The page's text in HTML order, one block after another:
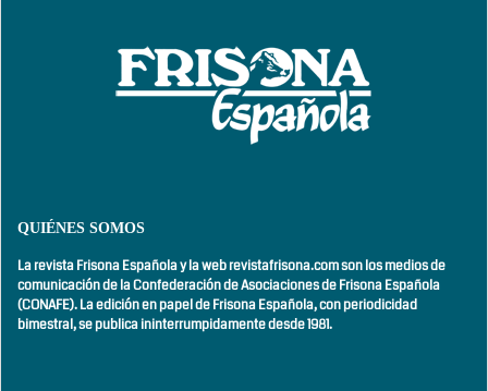
QUIÉNES SOMOS
La revista Frisona Española y la web revistafrisona.com son los medios de
comunicación de la Confederación de Asociaciones de Frisona Española
(CONAFE). La edición en papel de Frisona Española, conperiodicidad
bimestral,se publica ininterrumpidamente desde 1981.